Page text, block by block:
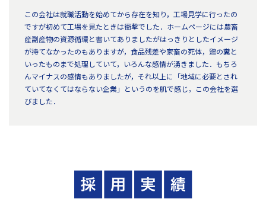
この会社は就職活動を始めてから存在を知り，工場見学に行ったの
ですが初めて工場を見たときは衝撃でした．ホームページには農畜
産副産物の資源循環と書いてありましたがはっきりとしたイメージ
が持てなかったのもありますが，食品残差や家畜の死体，鶏の糞と
いったものまで処理していて，いろんな感情が湧きました．もちろ
んマイナスの感情もありましたが，それ以上に「地域に必要とされ
ていてなくてはならない企業」というのを肌で感じ，この会社を選
びました．